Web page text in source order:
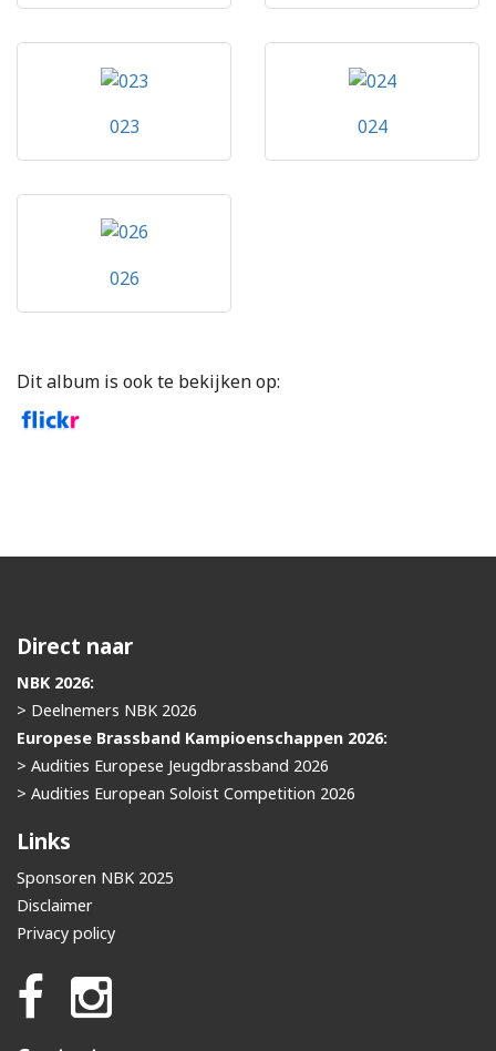
023 024
026
Dit album is ook te bekijken op:
Direct naar
NBK 2026:
> Deelnemers NBK 2026
Europese Brassband Kampioenschappen 2026:
> Audities Europese Jeugdbrassband 2026
> Audities European Soloist Competition 2026
Links
Sponsoren NBK 2025
Disclaimer
Privacy policy